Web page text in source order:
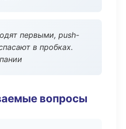
первыми, push-
в пробках.
вопросы